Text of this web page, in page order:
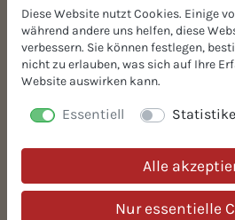
BIO MANGO-MARACUJA
Die BIO Mango-Maracuja in
Kombination vereint
Geschmackserlebnis.
Diese Website nutzt Cookies. Einige
während andere uns helfen, diese
verbessern. Sie können festlegen,
nicht zu erlauben, was sich auf Ihre
Website auswirken kann.
Essentiell
Alle
Nur essentielle